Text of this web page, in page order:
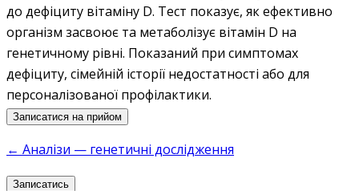
до дефіциту вітаміну D. Тест показує, як ефективно
організм засвоює та метаболізує вітамін D на
генетичному рівні. Показаний при симптомах
дефіциту, сімейній історії недостатності або для
персоналізованої профілактики.
Записатися на прийом
← Аналізи — генетичні дослідження
Записатись